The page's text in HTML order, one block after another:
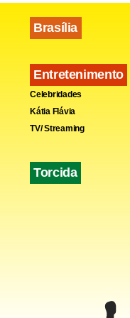
Brasília
Entretenimento
Celebridades
Kátia Flávia
TV/ Streaming
Torcida